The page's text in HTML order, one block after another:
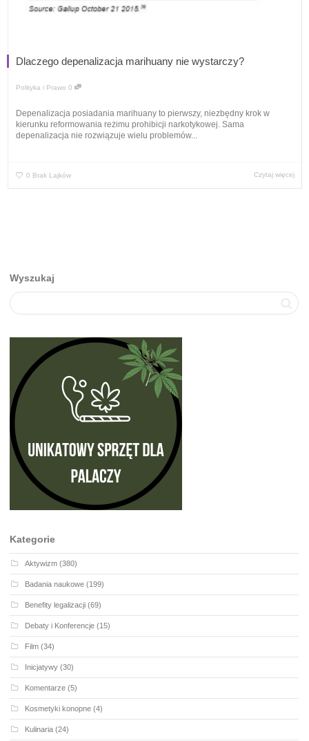
Dlaczego depenalizacja marihuany nie wystarczy?
Polityka i Prawo 0
Depenalizacja posiadania marihuany to pierwszy, niezbędny krok w
kierunku reformowania reżimu prohibicji narkotykowej. Sama
depenalizacja nie rozwiązuje wielu problemów...
0 Brak Lajków Czytaj więcej
Wyszukaj
Kategorie
Aktywizm (380)
Badania naukowe (199)
Benefity legalizacji (69)
Debaty i Konferencje (15)
Film (34)
Inicjatywy (30)
Komentarze (5)
Kosmetyki konopne (4)
Kulinaria (24)